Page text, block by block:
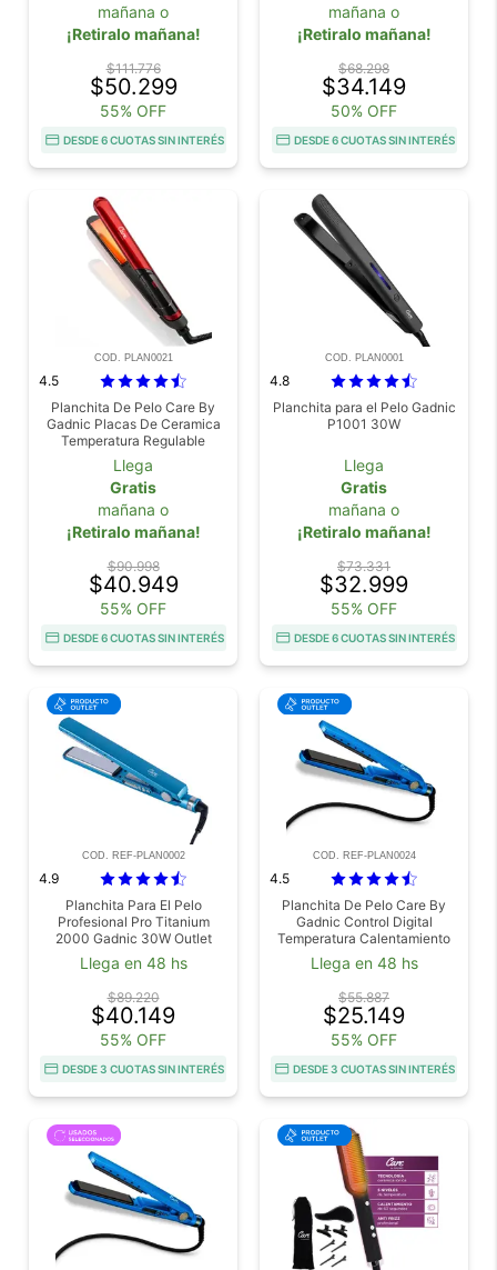
mañana o
¡Retiralo mañana!
$111.776
$50.299
55% OFF
DESDE 6 CUOTAS SIN INTERÉS
mañana o
¡Retiralo mañana!
$68.298
$34.149
50% OFF
DESDE 6 CUOTAS SIN INTERÉS
COD. PLAN0021
4.5
Planchita De Pelo Care By
Gadnic Placas De Ceramica
Temperatura Regulable
Display Digital
Llega
Gratis
mañana o
¡Retiralo mañana!
$90.998
$40.949
55% OFF
DESDE 6 CUOTAS SIN INTERÉS
COD. PLAN0001
4.8
Planchita para el Pelo Gadnic
P1001 30W
Llega
Gratis
mañana o
¡Retiralo mañana!
$73.331
$32.999
55% OFF
DESDE 6 CUOTAS SIN INTERÉS
COD. REF-PLAN0002
4.9
Planchita Para El Pelo
Profesional Pro Titanium
2000 Gadnic 30W Outlet
Llega en 48 hs
$89.220
$40.149
55% OFF
DESDE 3 CUOTAS SIN INTERÉS
COD. REF-PLAN0024
4.5
Planchita De Pelo Care By
Gadnic Control Digital
Temperatura Calentamiento
Rápido Outlet
Llega en 48 hs
$55.887
$25.149
55% OFF
DESDE 3 CUOTAS SIN INTERÉS